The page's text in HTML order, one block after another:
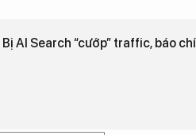
Bị AI Search “cướp” traffic, báo